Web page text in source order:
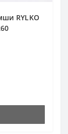
RYLKO